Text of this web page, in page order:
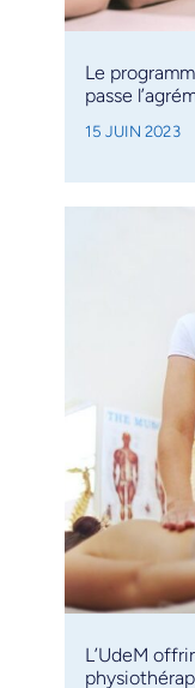
Le
passe
15 JUIN 2023
L’UdeM